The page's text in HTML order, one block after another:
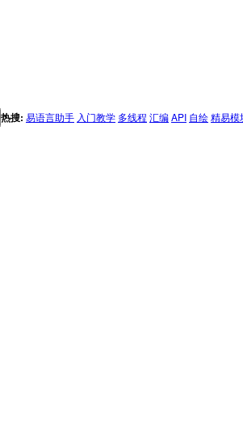
热搜: 易语言助手 入门教学 多线程 汇编API 自绘精易模